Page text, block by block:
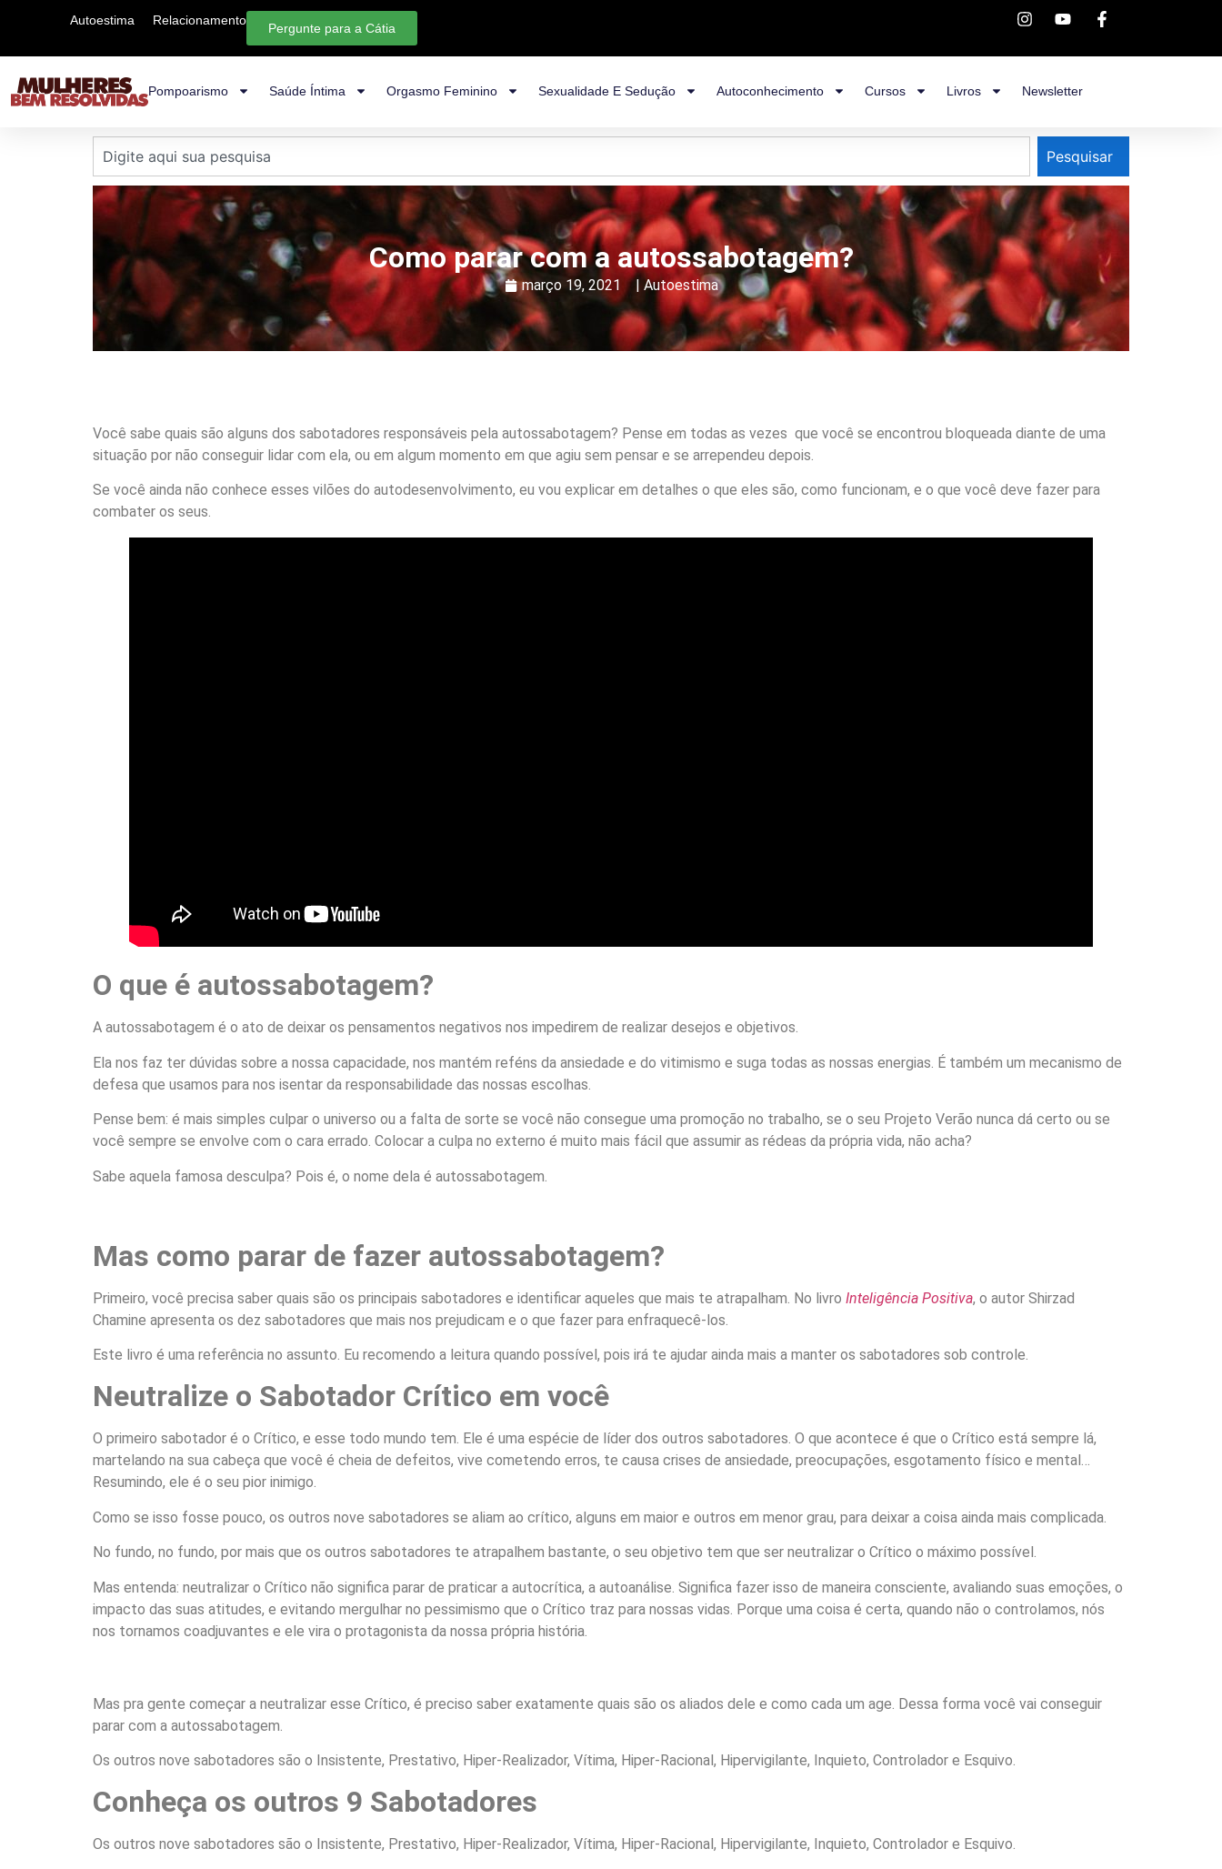
Autoestima Relacionamento
Pergunte para a Cátia
Pompoarismo Saúde Íntima Orgasmo Feminino Sexualidade E Sedução Autoconhecimento Cursos Livros Newsletter
Pesquisar
Como parar com a autossabotagem?
março 19, 2021 | Autoestima
Você sabe quais são alguns dos sabotadores responsáveis pela autossabotagem? Pense em todas as vezes que você se encontrou bloqueada diante de uma
situação por não conseguir lidar com ela, ou em algum momento em que agiu sem pensar e se arrependeu depois.
Se você ainda não conhece esses vilões do autodesenvolvimento, eu vou explicar em detalhes o que eles são, como funcionam, e o que você deve fazer para
combater os seus.
O que é autossabotagem?
A autossabotagem é o ato de deixar os pensamentos negativos nos impedirem de realizar desejos e objetivos.
Ela nos faz ter dúvidas sobre a nossa capacidade, nos mantém reféns da ansiedade e do vitimismo e suga todas as nossas energias. É também um mecanismo de
defesa que usamos para nos isentar da responsabilidade das nossas escolhas.
Pense bem: é mais simples culpar o universo ou a falta de sorte se você não consegue uma promoção no trabalho, se o seu Projeto Verão nunca dá certo ou se
você sempre se envolve com o cara errado. Colocar a culpa no externo é muito mais fácil que assumir as rédeas da própria vida, não acha?
Sabe aquela famosa desculpa? Pois é, o nome dela é autossabotagem.
Mas como parar de fazer autossabotagem?
Primeiro, você precisa saber quais são os principais sabotadores e identificar aqueles que mais te atrapalham. No livro Inteligência Positiva, o autor Shirzad
Chamine apresenta os dez sabotadores que mais nos prejudicam e o que fazer para enfraquecê-los.
Este livro é uma referência no assunto. Eu recomendo a leitura quando possível, pois irá te ajudar ainda mais a manter os sabotadores sob controle.
Neutralize o Sabotador Crítico em você
O primeiro sabotador é o Crítico, e esse todo mundo tem. Ele é uma espécie de líder dos outros sabotadores. O que acontece é que o Crítico está sempre lá,
martelando na sua cabeça que você é cheia de defeitos, vive cometendo erros, te causa crises de ansiedade, preocupações, esgotamento físico e mental…
Resumindo, ele é o seu pior inimigo.
Como se isso fosse pouco, os outros nove sabotadores se aliam ao crítico, alguns em maior e outros em menor grau, para deixar a coisa ainda mais complicada.
No fundo, no fundo, por mais que os outros sabotadores te atrapalhem bastante, o seu objetivo tem que ser neutralizar o Crítico o máximo possível.
Mas entenda: neutralizar o Crítico não significa parar de praticar a autocrítica, a autoanálise. Significa fazer isso de maneira consciente, avaliando suas emoções, o
impacto das suas atitudes, e evitando mergulhar no pessimismo que o Crítico traz para nossas vidas. Porque uma coisa é certa, quando não o controlamos, nós
nos tornamos coadjuvantes e ele vira o protagonista da nossa própria história.
Mas pra gente começar a neutralizar esse Crítico, é preciso saber exatamente quais são os aliados dele e como cada um age. Dessa forma você vai conseguir
parar com a autossabotagem.
Os outros nove sabotadores são o Insistente, Prestativo, Hiper-Realizador, Vítima, Hiper-Racional, Hipervigilante, Inquieto, Controlador e Esquivo.
Conheça os outros 9 Sabotadores
Os outros nove sabotadores são o Insistente, Prestativo, Hiper-Realizador, Vítima, Hiper-Racional, Hipervigilante, Inquieto, Controlador e Esquivo.